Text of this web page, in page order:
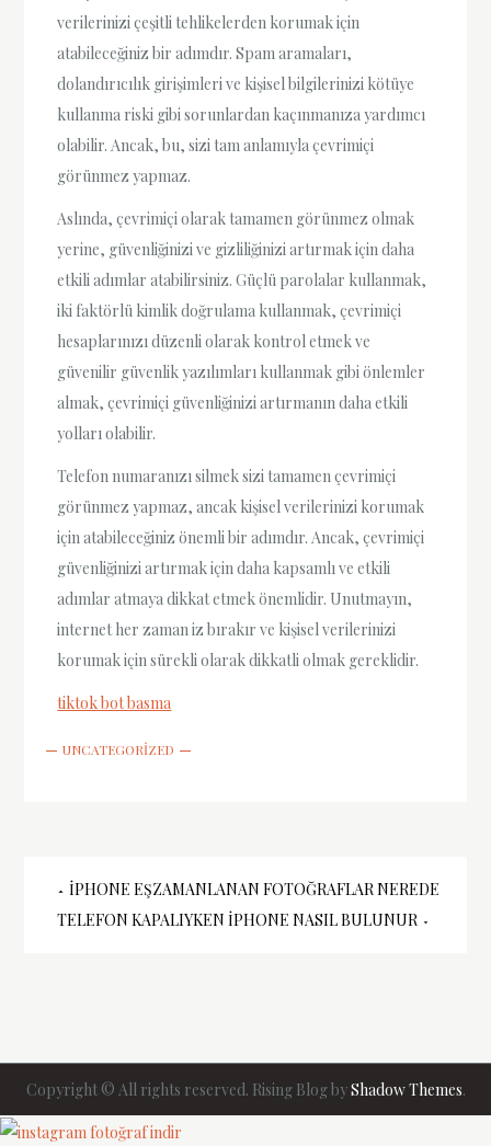
verilerinizi çeşitli tehlikelerden korumak için
atabileceğiniz bir adımdır. Spam aramaları,
dolandırıcılık girişimleri ve kişisel bilgilerinizi kötüye
kullanma riski gibi sorunlardan kaçınmanıza yardımcı
olabilir. Ancak, bu, sizi tam anlamıyla çevrimiçi
görünmez yapmaz.
Aslında, çevrimiçi olarak tamamen görünmez olmak
yerine, güvenliğinizi ve gizliliğinizi artırmak için daha
etkili adımlar atabilirsiniz. Güçlü parolalar kullanmak,
iki faktörlü kimlik doğrulama kullanmak, çevrimiçi
hesaplarınızı düzenli olarak kontrol etmek ve
güvenilir güvenlik yazılımları kullanmak gibi önlemler
almak, çevrimiçi güvenliğinizi artırmanın daha etkili
yolları olabilir.
Telefon numaranızı silmek sizi tamamen çevrimiçi
görünmez yapmaz, ancak kişisel verilerinizi korumak
için atabileceğiniz önemli bir adımdır. Ancak, çevrimiçi
güvenliğinizi artırmak için daha kapsamlı ve etkili
adımlar atmaya dikkat etmek önemlidir. Unutmayın,
internet her zaman iz bırakır ve kişisel verilerinizi
korumak için sürekli olarak dikkatli olmak gereklidir.
tiktok bot basma
UNCATEGORIZED
Yazı
IPHONE EŞZAMANLANAN FOTOĞRAFLAR NEREDE
TELEFON KAPALIYKEN IPHONE NASIL BULUNUR
Copyright © All rights reserved. Rising Blog byShadow Themes.